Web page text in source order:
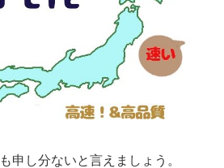
申し分ないと言えましょう。